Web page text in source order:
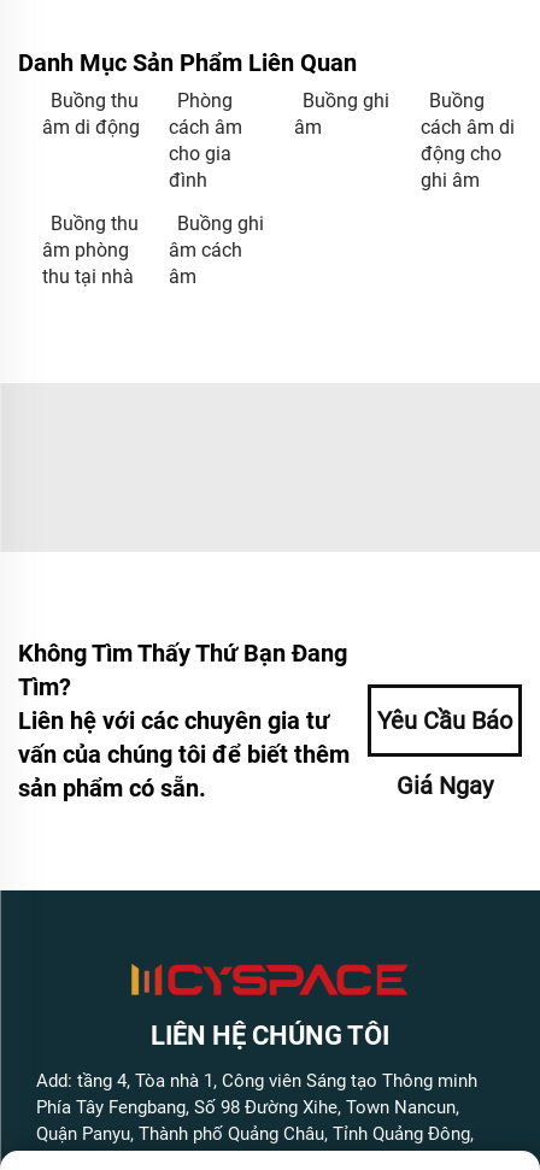
Danh Mục Sản Phẩm Liên Quan
Buồng thu
âm di động
Phòng
cách âm
cho gia
đình
Buồng ghi
âm
Buồng
cách âm di
động cho
ghi âm
Buồng thu
âm phòng
thu tại nhà
Buồng ghi
âm cách
âm
Không Tìm Thấy Thứ Bạn Đang
Tìm?
Liên hệ với các chuyên gia tư
vấn của chúng tôi để biết thêm
sản phẩm có sẵn.
Yêu Cầu Báo
Giá Ngay
LIÊN HỆ CHÚNG TÔI
Add: tầng 4, Tòa nhà 1, Công viên Sáng tạo Thông minh
Phía Tây Fengbang, Số 98 Đường Xihe, Town Nancun,
Quận Panyu, Thành phố Quảng Châu, Tỉnh Quảng Đông,